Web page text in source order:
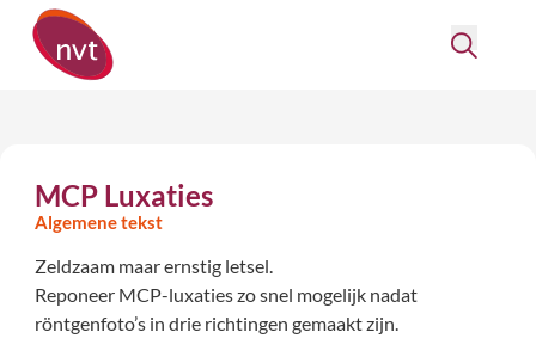
MCP Luxaties
Algemene tekst
Zeldzaam maar ernstig letsel.
Reponeer MCP-luxaties zo snel mogelijk nadat
röntgenfoto’s in drie richtingen gemaakt zijn.